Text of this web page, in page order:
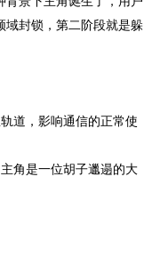
域封锁，第二阶段就是躲
道，影响通信的正常使
角是一位胡子邋遢的大